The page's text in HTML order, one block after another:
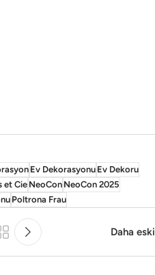
Ev DekorasyonuEv Dekoru
et CieNeoConNeoCon 2025
Poltrona Frau
Daha eski